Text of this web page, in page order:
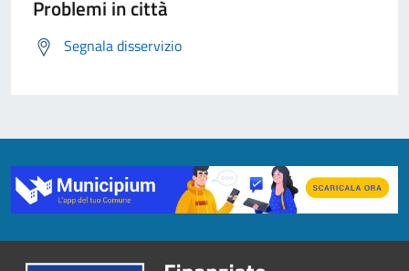
Problemi in città
Segnala disservizio